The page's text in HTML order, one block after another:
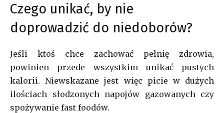
Czego unikać, by nie
doprowadzić do niedoborów?
Jeśli ktoś chce zachować pełnię zdrowia,
powinien przede wszystkim unikać pustych
kalorii. Niewskazane jest więc picie w dużych
ilościach słodzonych napojów gazowanych czy
spożywanie fast foodów.